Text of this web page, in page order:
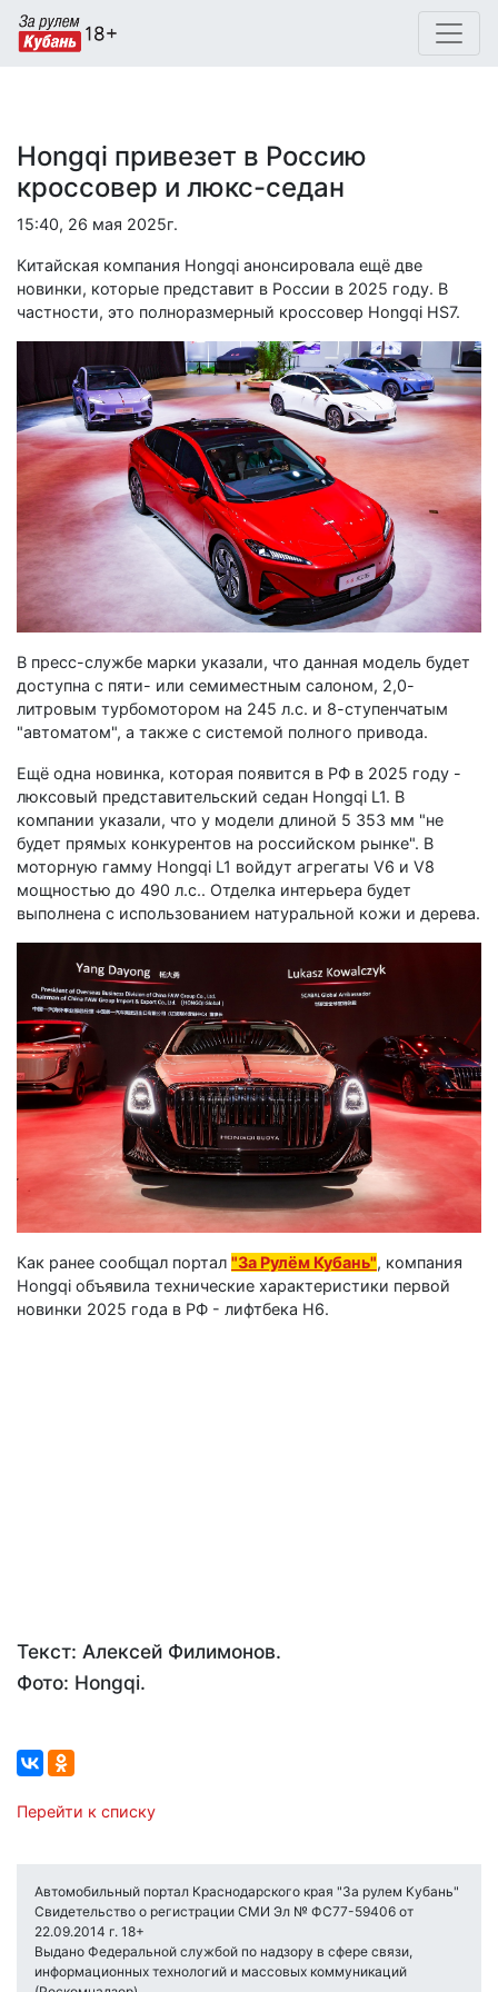
Hongqi привезет в Россию
кроссовер и люкс-седан
15:40, 26 мая 2025г.
Китайская компания Hongqi анонсировала ещё две
новинки, которые представит в России в 2025 году. В
частности, это полноразмерный кроссовер Hongqi HS7.
В пресс-службе марки указали, что данная модель будет
доступна с пяти- или семиместным салоном, 2,0-
литровым турбомотором на 245 л.с. и 8-ступенчатым
"автоматом", а также с системой полного привода.
Ещё одна новинка, которая появится в РФ в 2025 году -
люксовый представительский седан Hongqi L1. В
компании указали, что у модели длиной 5 353 мм "не
будет прямых конкурентов на российском рынке". В
моторную гамму Hongqi L1 войдут агрегаты V6 и V8
мощностью до 490 л.с.. Отделка интерьера будет
выполнена с использованием натуральной кожи и дерева.
Как ранее сообщал портал "За Рулём Кубань", компания
Hongqi объявила технические характеристики первой
новинки 2025 года в РФ - лифтбека H6.
Текст: Алексей Филимонов.
Фото: Hongqi.
Перейти к списку
Автомобильный портал Краснодарского края "За рулем Кубань"
Свидетельство о регистрации СМИ Эл № ФС77-59406 от
22.09.2014 г. 18+
Выдано Федеральной службой по надзору в сфере связи,
информационных технологий и массовых коммуникаций